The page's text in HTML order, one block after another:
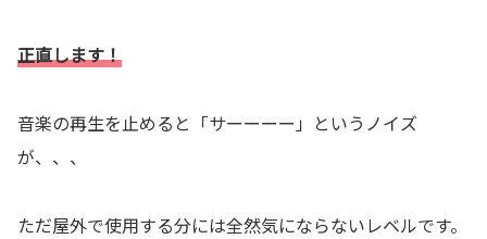
正直します！
音楽の再生を止めると「サーーーー」というノイズ
が、、、
ただ屋外で使用する分には全然気にならないレベルです。